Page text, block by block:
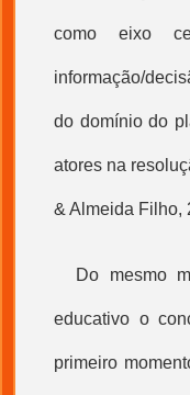
como eixo
informação/
do domínio do
atores na
& Almeida Filho,
Do mesmo
educativo o
primeiro